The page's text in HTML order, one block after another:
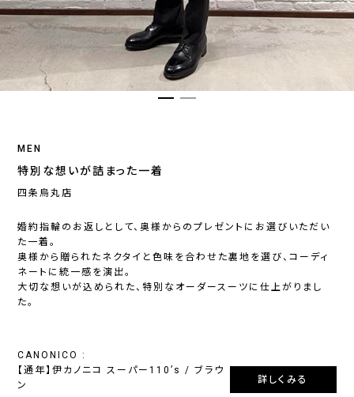
MEN
特別な想いが詰まった一着
四条烏丸店
婚約指輪のお返しとして、奥様からのプレゼントにお選びいただい
た一着。
奥様から贈られたネクタイと色味を合わせた裏地を選び、コーディ
ネートに統一感を演出。
大切な想いが込められた、特別なオーダースーツに仕上がりまし
た。
CANONICO :
【通年】伊カノニコ スーパー110’s / ブラウ
ン
詳しくみる